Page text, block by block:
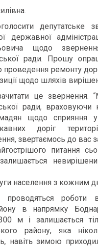
депутатське
державної
щодо
ради. Прошу
ремонту
щодо шляхів
це звернення.
ради, враховуючи
щодо сприяння
доріг
звертаємось до вас
питання
населення з кожним
роботи в
в напрямку
м і залишається
району, яка
навіть зимою